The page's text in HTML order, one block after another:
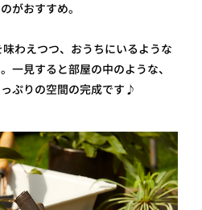
がおすすめ。
わえつつ、おうちにいるような
一見すると部屋の中のような、
ぷりの空間の完成です♪